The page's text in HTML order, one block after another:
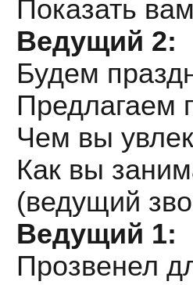
Показать
Ведущий 2:
Будем
Предлагаем
Чем вы
Как вы
(ведущий
Ведущий 1:
Прозвенел